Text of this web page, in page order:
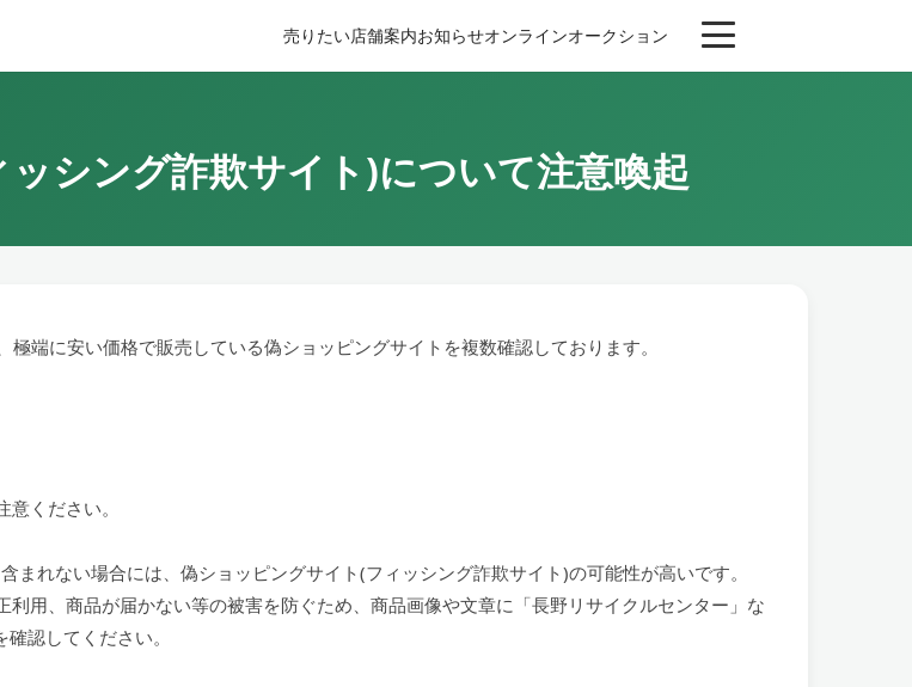
売りたい店舗案内お知らせオンラインオークション
シング詐欺サイト)について注意喚起
端に安い価格で販売している偽ショッピングサイトを複数確認しております。
ください。
れない場合には、偽ショッピングサイト(フィッシング詐欺サイト)の可能性が高いです。
用、商品が届かない等の被害を防ぐため、商品画像や文章に「長野リサイクルセンター」な
認してください。